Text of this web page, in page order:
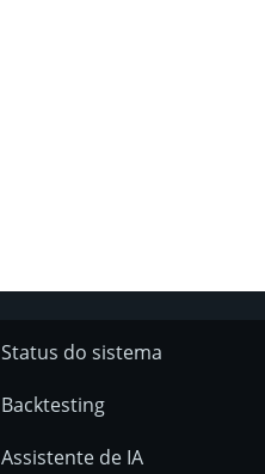
Status do sistema
Backtesting
Assistente de IA